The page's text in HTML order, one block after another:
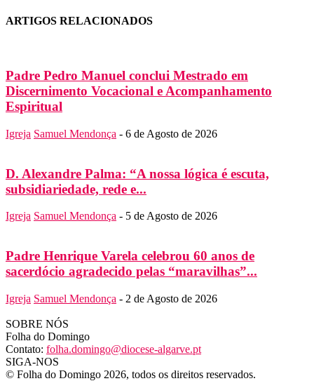
ARTIGOS RELACIONADOS
Padre Pedro Manuel conclui Mestrado em
Discernimento Vocacional e Acompanhamento
Espiritual
Igreja Samuel Mendonça - 6 de Agosto de 2026
D. Alexandre Palma: “A nossa lógica é escuta,
subsidiariedade, rede e...
Igreja Samuel Mendonça - 5 de Agosto de 2026
Padre Henrique Varela celebrou 60 anos de
sacerdócio agradecido pelas “maravilhas”...
Igreja Samuel Mendonça - 2 de Agosto de 2026
SOBRE NÓS
Folha do Domingo
Contato: folha.domingo@diocese-algarve.pt
SIGA-NOS
© Folha do Domingo 2026, todos os direitos reservados.